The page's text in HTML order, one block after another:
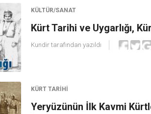
KÜLTÜR/SANAT
Kürt Tarihi ve Uygarlığı,
Kundir tarafından yazıldı
KÜRT TARIHI
Yeryüzünün İlk Kavmi